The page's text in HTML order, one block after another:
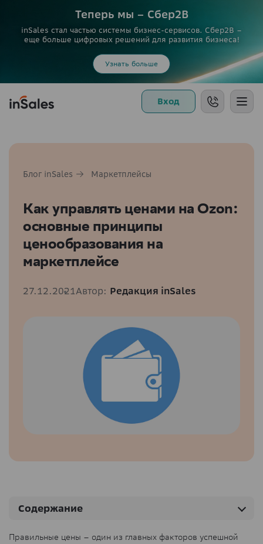
Теперь мы – Сбер2B
inSales стал частью системы бизнес-сервисов. Сбер2В –
еще больше цифровых решений для развития бизнеса!
Узнать больше
Вход
Блог inSales Маркетплейсы
Как управлять ценами на Ozon:
основные принципы
ценообразования на
маркетплейсе
27.12.2021Автор: Редакция inSales
Правильные цены – один из главных факторов успешной
Содержание